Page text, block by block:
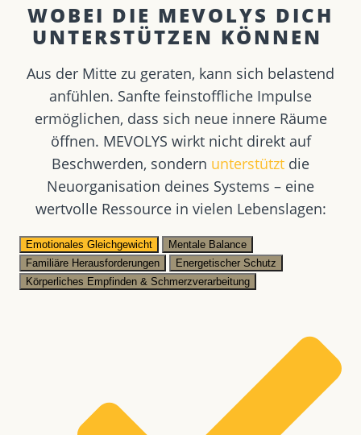
WOBEI DIE MEVOLYS DICH
UNTERSTÜTZEN KÖNNEN ​
Aus der Mitte zu geraten, kann sich belastend
anfühlen. Sanfte feinstoffliche Impulse
ermöglichen, dass sich neue innere Räume
öffnen. MEVOLYS wirkt nicht direkt auf
Beschwerden, sondern unterstützt die
Neuorganisation deines Systems – eine
wertvolle Ressource in vielen Lebenslagen:
Emotionales Gleichgewicht
Mentale Balance
Familiäre Herausforderungen
Energetischer Schutz
Körperliches Empfinden & Schmerzverarbeitung